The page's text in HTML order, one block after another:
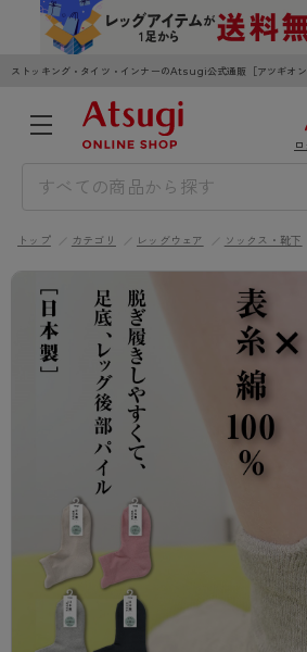
ストッキング・タイツ・インナーのAtsugi公式通販［アツギオン
カートを見る
3,980円以上のご購入
ログイン／新規会
WOMEN MEN
カテゴリから探す
レッグウェア
ストッキング
- 無地ストッキング
インナーウェア
ブラジャー
ライフスタイルウェア
レッグウエア
ソックス・靴下
クルー・レギュラー丈ソックス
インナーウエア
メンズパンツ
ライフスタイルウェア
レッグウエア
タイツ
ソックス・靴下
インナーウエア
ブラジャー
ブランドから探す
AZGI
トップ カテゴリ レッグウェア ソックス・靴下